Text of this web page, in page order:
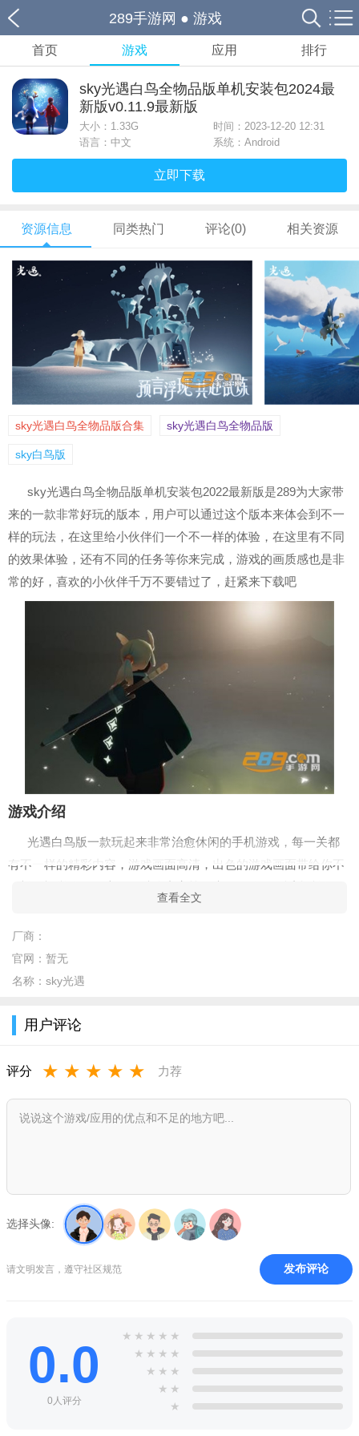
289手游网 ● 游戏
首页 游戏 应用 排行
sky光遇白鸟全物品版单机安装包2024最
新版v0.11.9最新版
大小： 1.33G
时间：2023-12-20 12:31
语言：中文
系统：Android
立即下载
资源信息 同类热门 评论(0) 相关资源
sky光遇白鸟全物品版合集 sky光遇白鸟全物品版
sky白鸟版
sky光遇白鸟全物品版单机安装包2022最新版是289为大家带
来的一款非常好玩的版本，用户可以通过这个版本来体会到不一
样的玩法，在这里给小伙伴们一个不一样的体验，在这里有不同
的效果体验，还有不同的任务等你来完成，游戏的画质感也是非
常的好，喜欢的小伙伴千万不要错过了，赶紧来下载吧
游戏介绍
光遇白鸟版一款玩起来非常治愈休闲的手机游戏，每一关都
有不一样的精彩内容，游戏画面高清，出色的游戏画面带给你不
游戏亮点
1、游戏中的图片效果比较清晰，可以为您带来更多的治愈
感。
2、所有操作都相对容易掌握，这里的游戏更多的都是享受的
3、每天会有全新的任务，为玩家带来不同的测试游戏玩法。
游戏优势
的画风与内容;
温暖人心的唯美社交游戏，打破现代社会人心的坚冰，放松
并柔软了心灵;
的对战赛事，唯美浪漫的小清新画风，一定会让你在这场全新的
冒险之旅里，可以真实感受到其中的乐趣，并且跌宕起伏的故事
情节也将会带给你最真实的代入感！
查看全文
厂商：
官网： 暂无
名称： sky光遇
用户评论
评分 ★ ★ ★ ★ ★ 力荐
选择头像:
请文明发言，遵守社区规范 发布评论
0.0
0人评分
★ ★ ★ ★ ★
★ ★ ★ ★
★ ★ ★
★ ★
★